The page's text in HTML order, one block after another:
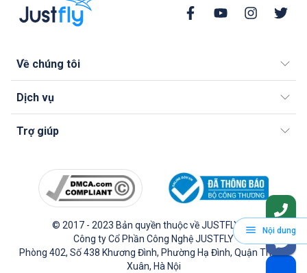
Nội dung
Về chúng tôi
Dịch vụ
Trợ giúp
© 2017 - 2023 Bản quyền thuộc về JUSTFLY.VN.
Công ty Cổ Phần Công Nghệ JUSTFLY
Phòng 402, Số 438 Khương Đình, Phường Hạ Đình, Quận Thanh
Xuân, Hà Nội